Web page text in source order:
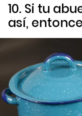
10. Si tu
así,